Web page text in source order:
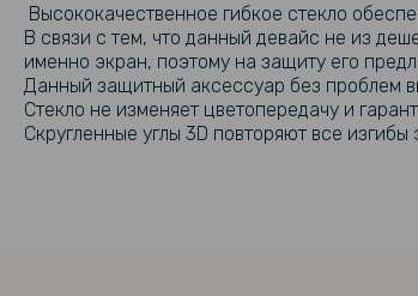
Высококачественное гибкое стекло
В связи с тем, что данный девайс не из
именно экран, поэтому на защиту его
Данный защитный аксессуар без проблем
Стекло не изменяет цветопередачу и
Скругленные углы 3D повторяют все